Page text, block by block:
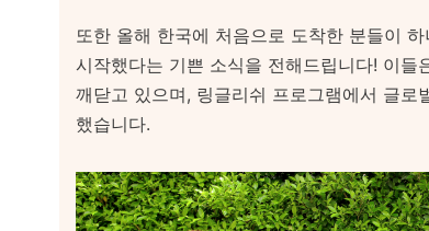
또한 올해 한국에 처음으로 도착한 분들이
시작했다는 기쁜 소식을 전해드립니다! 이
깨닫고 있으며, 링글리쉬 프로그램에서 글로
했습니다.